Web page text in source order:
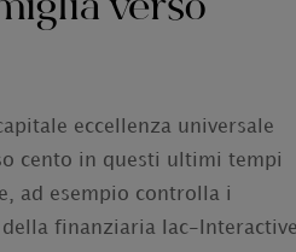
verso
eccellenza universale
cento in questi ultimi tempi
ad esempio controlla i
finanziaria Iac-Interactive